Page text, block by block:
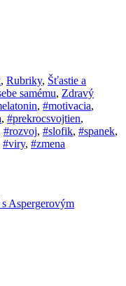
, Rubriky, Šťastie a
samému, Zdravý
, #motivacia,
, #prekrocsvojtien,
#rozvoj, #slofik, #spanek,
#viry, #zmena
Aspergerovým